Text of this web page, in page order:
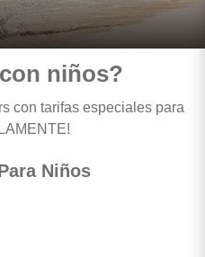
niños?
con tarifas especiales para
Niños